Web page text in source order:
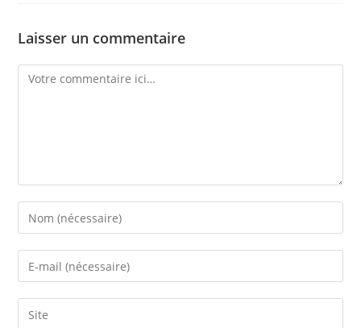
Laisser un commentaire